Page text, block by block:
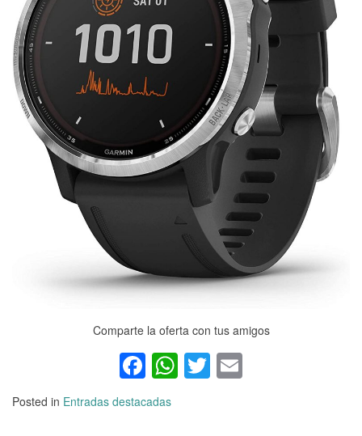
Comparte la oferta con tus amigos
Facebook
WhatsApp
Twitter
Posted in Entradas destacadas